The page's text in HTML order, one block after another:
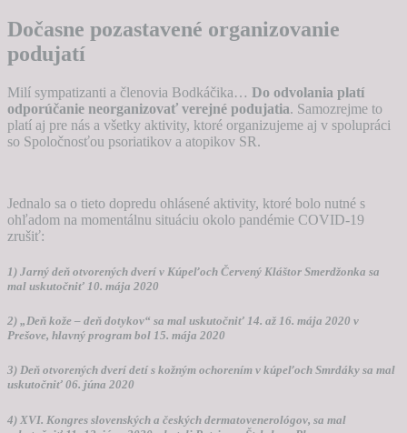
Dočasne pozastavené organizovanie
podujatí
Milí sympatizanti a členovia Bodkáčika… Do odvolania platí
odporúčanie neorganizovať verejné podujatia. Samozrejme to
platí aj pre nás a všetky aktivity, ktoré organizujeme aj v spolupráci
so Spoločnosťou psoriatikov a atopikov SR.
Jednalo sa o tieto dopredu ohlásené aktivity, ktoré bolo nutné s
ohľadom na momentálnu situáciu okolo pandémie COVID-19
zrušiť:
1) Jarný deň otvorených dverí v Kúpeľoch Červený Kláštor Smerdžonka sa
mal uskutočniť 10. mája 2020
2) „Deň kože – deň dotykov“ sa mal uskutočniť 14. až 16. mája 2020 v
Prešove, hlavný program bol 15. mája 2020
3) Deň otvorených dverí detí s kožným ochorením v kúpeľoch Smrdáky sa mal
uskutočniť 06. júna 2020
4) XVI. Kongres slovenských a českých dermatovenerológov, sa mal